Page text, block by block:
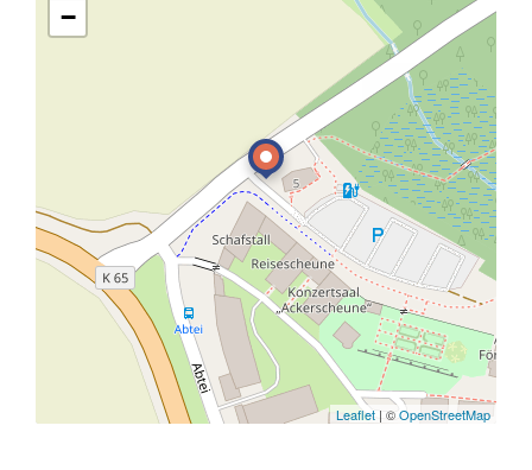
−
Leaflet | ©OpenStreetMap